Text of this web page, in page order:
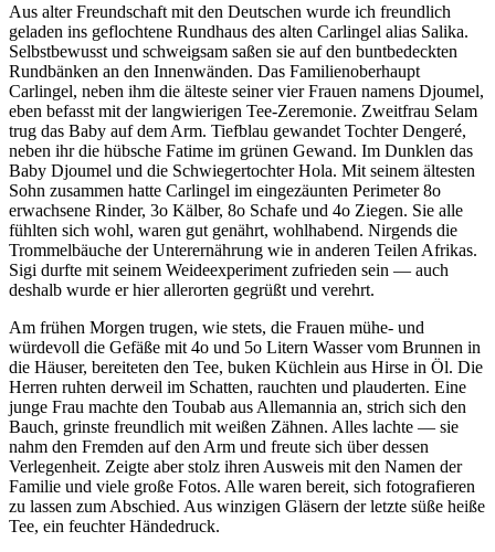
Aus alter Freundschaft mit den Deutschen wurde ich freundlich
geladen ins geflochtene Rundhaus des alten Carlingel alias Salika.
Selbstbewusst und schweigsam saßen sie auf den buntbedeckten
Rundbänken an den Innenwänden. Das Familienoberhaupt
Carlingel, neben ihm die älteste seiner vier Frauen namens Djoumel,
eben befasst mit der langwierigen Tee-Zeremonie. Zweitfrau Selam
trug das Baby auf dem Arm. Tiefblau gewandet Tochter Dengeré,
neben ihr die hübsche Fatime im grünen Gewand. Im Dunklen das
Baby Djoumel und die Schwiegertochter Hola. Mit seinem ältesten
Sohn zusammen hatte Carlingel im eingezäunten Perimeter 8o
erwachsene Rinder, 3o Kälber, 8o Schafe und 4o Ziegen. Sie alle
fühlten sich wohl, waren gut genährt, wohlhabend. Nirgends die
Trommelbäuche der Unterernährung wie in anderen Teilen Afrikas.
Sigi durfte mit seinem Weideexperiment zufrieden sein — auch
deshalb wurde er hier allerorten gegrüßt und verehrt.
Am frühen Morgen trugen, wie stets, die Frauen mühe- und
würdevoll die Gefäße mit 4o und 5o Litern Wasser vom Brunnen in
die Häuser, bereiteten den Tee, buken Küchlein aus Hirse in Öl. Die
Herren ruhten derweil im Schatten, rauchten und plauderten. Eine
junge Frau machte den Toubab aus Allemannia an, strich sich den
Bauch, grinste freundlich mit weißen Zähnen. Alles lachte — sie
nahm den Fremden auf den Arm und freute sich über dessen
Verlegenheit. Zeigte aber stolz ihren Ausweis mit den Namen der
Familie und viele große Fotos. Alle waren bereit, sich fotografieren
zu lassen zum Abschied. Aus winzigen Gläsern der letzte süße heiße
Tee, ein feuchter Händedruck.